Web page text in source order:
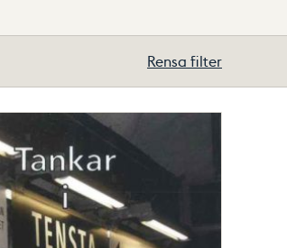
Rensa filter